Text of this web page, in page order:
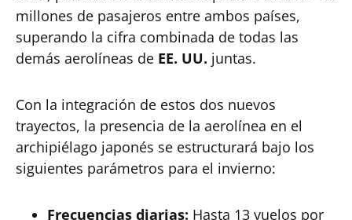
millones de pasajeros entre ambos países,
superando la cifra combinada de todas las
demás aerolíneas de EE. UU. juntas.
Con la integración de estos dos nuevos
trayectos, la presencia de la aerolínea en el
archipiélago japonés se estructurará bajo los
siguientes parámetros para el invierno:
Frecuencias diarias: Hasta 13 vuelos por